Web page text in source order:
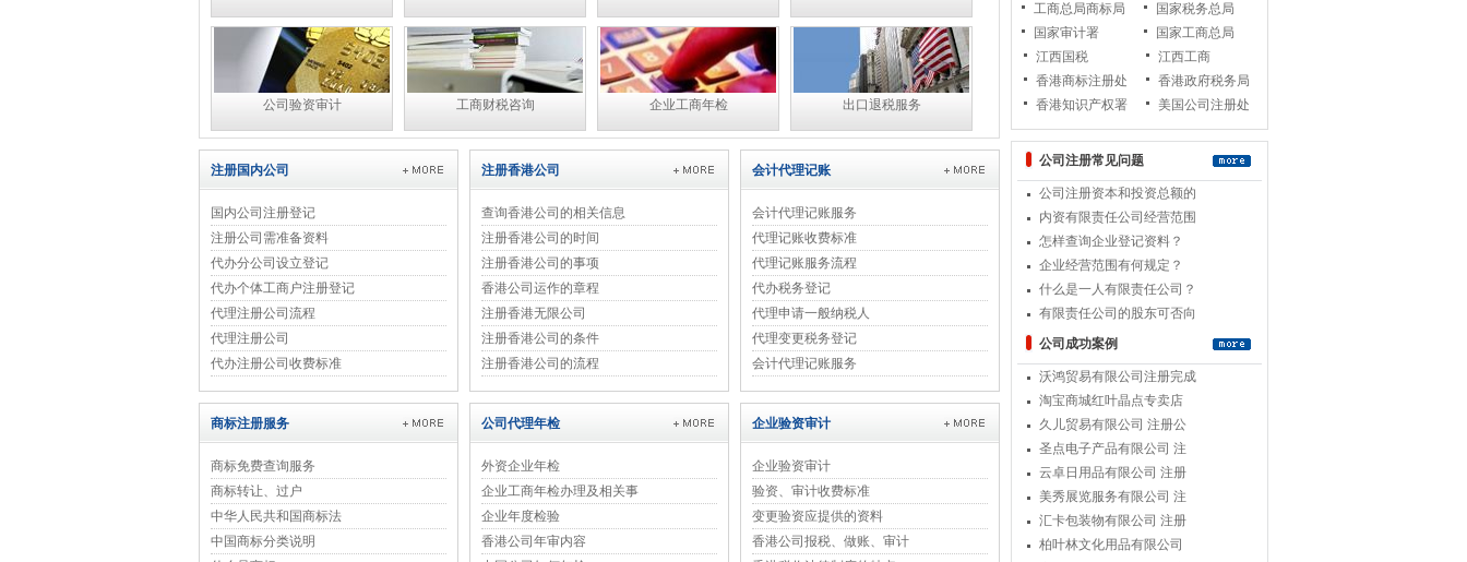
公司验资审计 工商财税咨询 企业工商年检 出口退税服务
注册国内公司
国内公司注册登记
注册公司需准备资料
代办分公司设立登记
代办个体工商户注册登记
代理注册公司流程
代理注册公司
代办注册公司收费标准
注册香港公司
查询香港公司的相关信息
注册香港公司的时间
注册香港公司的事项
香港公司运作的章程
注册香港无限公司
注册香港公司的条件
注册香港公司的流程
会计代理记账
会计代理记账服务
代理记账收费标准
代理记账服务流程
代办税务登记
代理申请一般纳税人
代理变更税务登记
会计代理记账服务
商标注册服务
商标免费查询服务
商标转让、过户
中华人民共和国商标法
中国商标分类说明
公司代理年检
外资企业年检
企业工商年检办理及相关事
企业年度检验
香港公司年审内容
企业验资审计
企业验资审计
验资、审计收费标准
变更验资应提供的资料
香港公司报税、做账、审计
工商总局商标局
国家税务总局
国家审计署
国家工商总局
江西国税
江西工商
香港商标注册处
香港政府税务局
香港知识产权署
美国公司注册处
公司注册常见问题
公司注册资本和投资总额的
内资有限责任公司经营范围
怎样查询企业登记资料？
企业经营范围有何规定？
什么是一人有限责任公司？
有限责任公司的股东可否向
公司成功案例
沃鸿贸易有限公司注册完成
淘宝商城红叶晶点专卖店
久儿贸易有限公司 注册公
圣点电子产品有限公司 注
云卓日用品有限公司 注册
美秀展览服务有限公司 注
汇卡包装物有限公司 注册
柏叶林文化用品有限公司